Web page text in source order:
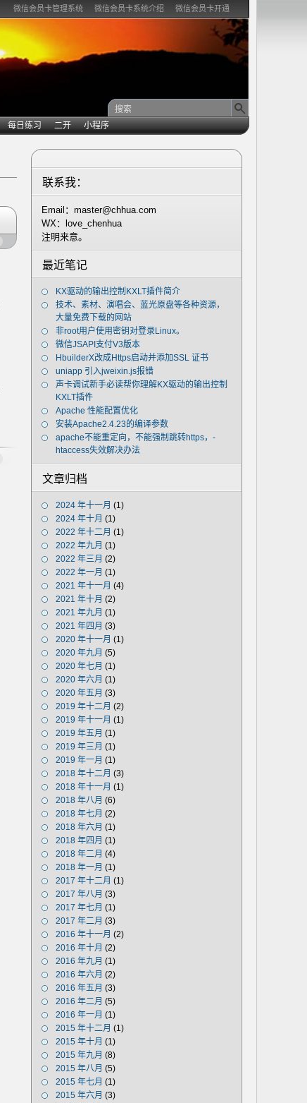
微信会员卡管理系统 微信会员卡系统介绍 微信会员卡开通
每日练习 二开 小程序
联系我：
Email：master@chhua.com
WX：love_chenhua
注明来意。
最近笔记
KX驱动的输出控制KXLT插件简介
技术、素材、演唱会、蓝光原盘等各种资源，
大量免费下载的网站
非root用户使用密钥对登录Linux。
微信JSAPI支付V3版本
HbuilderX改成Https启动并添加SSL 证书
uniapp 引入jweixin.js报错
声卡调试新手必读帮你理解KX驱动的输出控制
KXLT插件
Apache 性能配置优化
安装Apache2.4.23的编译参数
apache不能重定向，不能强制跳转https，-
htaccess失效解决办法
文章归档
2024 年十一月 (1)
2024 年十月 (1)
2022 年十二月 (1)
2022 年九月 (1)
2022 年三月 (2)
2022 年一月 (1)
2021 年十一月 (4)
2021 年十月 (2)
2021 年九月 (1)
2021 年四月 (3)
2020 年十一月 (1)
2020 年九月 (5)
2020 年七月 (1)
2020 年六月 (1)
2020 年五月 (3)
2019 年十二月 (2)
2019 年十一月 (1)
2019 年五月 (1)
2019 年三月 (1)
2019 年一月 (1)
2018 年十二月 (3)
2018 年十一月 (1)
2018 年八月 (6)
2018 年七月 (2)
2018 年六月 (1)
2018 年四月 (1)
2018 年二月 (4)
2018 年一月 (1)
2017 年十二月 (1)
2017 年八月 (3)
2017 年七月 (1)
2017 年二月 (3)
2016 年十一月 (2)
2016 年十月 (2)
2016 年九月 (1)
2016 年六月 (2)
2016 年五月 (3)
2016 年二月 (5)
2016 年一月 (1)
2015 年十二月 (1)
2015 年十月 (1)
2015 年九月 (8)
2015 年八月 (5)
2015 年七月 (1)
2015 年六月 (3)